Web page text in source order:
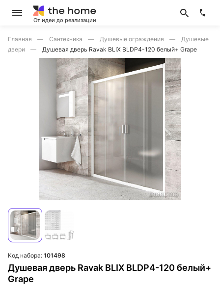
От идеи до реализации
Главная Сантехника Душевые ограждения
Душевые
двери
Душевая дверь Ravak BLIX BLDP4-120 белый+ Grape
Душевая дверь Ravak BLIX BLDP4-120 белый+
Grape
Код набора: 101498